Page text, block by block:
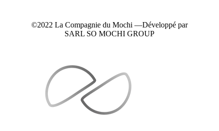
©2022 La Compagnie du Mochi —Développé par
SARL SO MOCHI GROUP